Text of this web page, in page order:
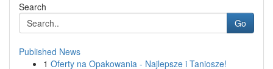
Search
Go
Published News
1 Oferty na Opakowania - Najlepsze i Taniosze!